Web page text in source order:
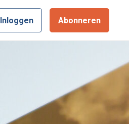
Inloggen Abonneren